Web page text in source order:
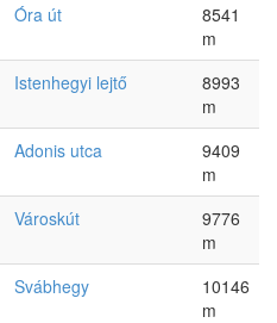
Óra út
8541
m
Istenhegyi lejtő
8993
m
Adonis utca
9409
m
Városkút
9776
m
Svábhegy
10146
m